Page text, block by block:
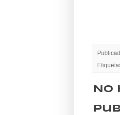
No